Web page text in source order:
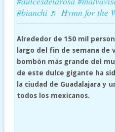
#bianchi ♬ Hymn for the
Alrededor de 150 mil
largo del fin de semana de
bombón más grande del
de este dulce gigante ha
la ciudad de Guadalajara y
todos los mexicanos.